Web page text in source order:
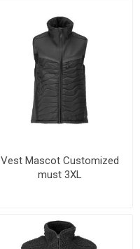
Vest Mascot Customized
must 3XL